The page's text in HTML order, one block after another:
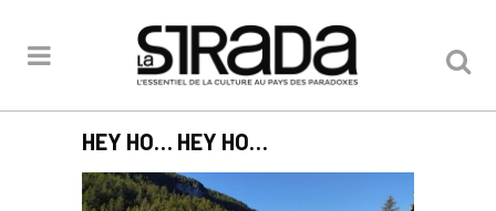
HEY HO… HEY HO…